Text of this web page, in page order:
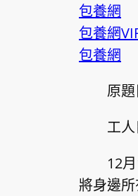
包養網
包養網
包養網
原
工
12
將身邊